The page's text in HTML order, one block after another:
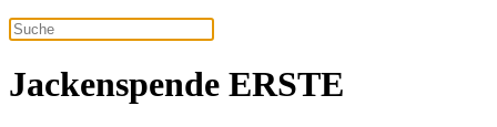
Jackenspende ERSTE